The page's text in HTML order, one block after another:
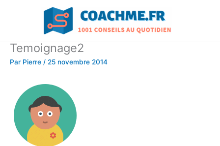
Temoignage2
Par Pierre / 25 novembre 2014